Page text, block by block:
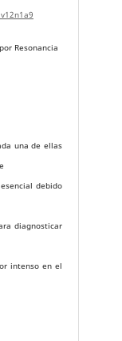
Resonancia
una de ellas
debido
diagnosticar
intenso en el